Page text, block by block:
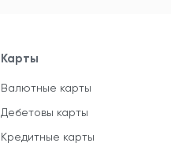
Карты
Валютные карты
Дебетовы карты
Кредитные карты